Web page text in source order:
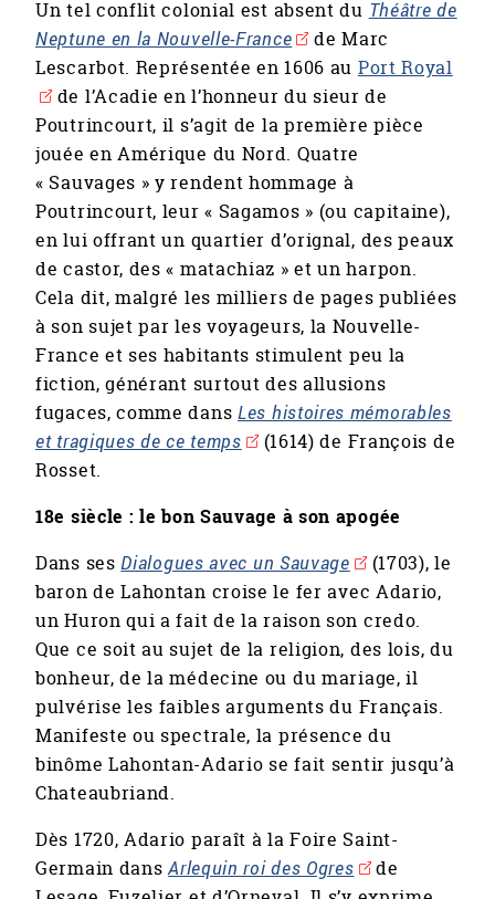
Un tel conflit colonial est absent du Théâtre de
Neptune en la Nouvelle-France
de Marc
Lescarbot. Représentée en 1606 au Port Royal
de l’Acadie en l’honneur du sieur de
Poutrincourt, il s’agit de la première pièce
jouée en Amérique du Nord. Quatre
« Sauvages » y rendent hommage à
Poutrincourt, leur « Sagamos » (ou capitaine),
en lui offrant un quartier d’orignal, des peaux
de castor, des « matachiaz » et un harpon.
Cela dit, malgré les milliers de pages publiées
à son sujet par les voyageurs, la Nouvelle-
France et ses habitants stimulent peu la
fiction, générant surtout des allusions
fugaces, comme dans Les histoires mémorables
et tragiques de ce temps
(1614) de François de
Rosset.
18e siècle : le bon Sauvage à son apogée
Dans sesDialogues avec un Sauvage
(1703), le
baron de Lahontan croise le fer avec Adario,
un Huron qui a fait de la raison son credo.
Que ce soit au sujet de la religion, des lois, du
bonheur, de la médecine ou du mariage, il
pulvérise les faibles arguments du Français.
Manifeste ou spectrale, la présence du
binôme Lahontan-Adario se fait sentir jusqu’à
Chateaubriand.
Dès 1720, Adario paraît à la Foire Saint-
Germain dansArlequin roi des Ogres
de